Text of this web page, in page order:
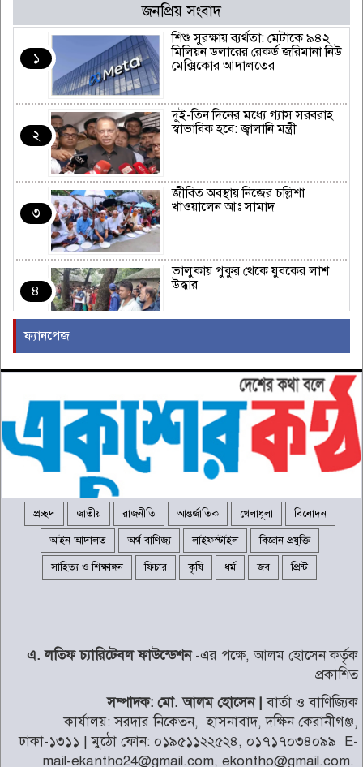
জনপ্রিয় সংবাদ
১
শিশু সুরক্ষায় ব্যর্থতা: মেটাকে ৯৪২
মিলিয়ন ডলারের রেকর্ড জরিমানা নিউ
মেক্সিকোর আদালতের
২
দুই-তিন দিনের মধ্যে গ্যাস সরবরাহ
স্বাভাবিক হবে: জ্বালানি মন্ত্রী
৩
জীবিত অবস্থায় নিজের চল্লিশা
খাওয়ালেন আঃ সামাদ
৪
ভালুকায় পুকুর থেকে যুবকের লাশ
উদ্ধার
৫
৬
রাষ্ট্রপতি নির্বাচনের তারিখ ঘোষণা
৭
২৪ ঘণ্টায় হাম উপসর্গে আরও ৬
শিশুর মৃত্যু
৮
শব্দদূষণ নিয়ন্ত্রণে কঠোরভাবে
বাস্তবায়নের উদ্যোগ নিয়েছে সরকার
সাদ্দাম-ইনানকে ফোনে হামলার
১০
দেশের বাজারে আবারও বেড়েছে
স্বর্ণের দাম
ফ্যানপেজ
প্রচ্ছদ জাতীয় রাজনীতি আন্তর্জাতিক খেলাধূলা বিনোদন
আইন-আদালত অর্থ-বাণিজ্য লাইফস্টাইল বিজ্ঞান-প্রযুক্তি
সাহিত্য ও শিক্ষাঙ্গন ফিচার কৃষি ধর্ম জব প্রিন্ট
এ. লতিফ চ্যারিটেবল ফাউন্ডেশন-এর পক্ষে, আলম হোসেন কর্তৃক
প্রকাশিত
সম্পাদক: মো. আলম হোসেন |বার্তা ও বাণিজ্যিক
কার্যালয়: সরদার নিকেতন, হাসনাবাদ, দক্ষিন কেরানীগঞ্জ,
ঢাকা-১৩১১ | মুঠো ফোন: ০১৯৫১১২২৫২৪, ০১৭১৭০৩৪০৯৯ E-
mail-ekantho24@gmail.com, ekontho@gmail.com.